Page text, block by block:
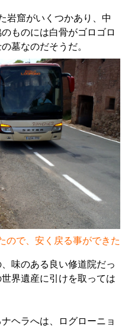
岩窟がいくつかあり、中
ものには白骨がゴロゴロ
墓なのだそうだ。
ので、安く戻る事ができた
味のある良い修道院だっ
界遺産に引けを取っては
ヘラへは、ログローニョ